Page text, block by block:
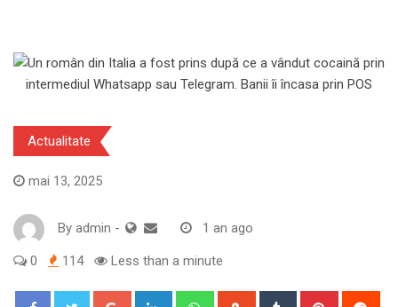
Actualitate
mai 13, 2025
By admin - 1 an ago
0 114 Less than a minute
Google+ LinkedIn WhatsappStumbleUpon
Tumblr Pinterest